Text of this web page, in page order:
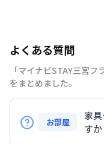
禁煙・喫煙
交通
定員
駐車場
な
よくある質問
「マイナビSTAY三宮
をまとめました。
お部屋
家
すか